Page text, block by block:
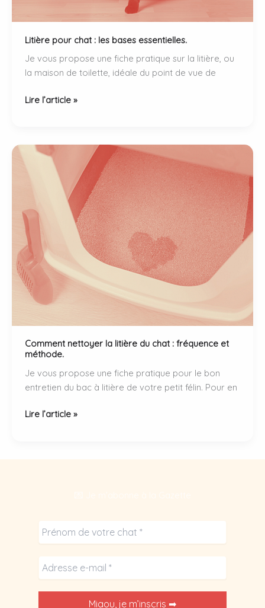
Litière pour chat : les bases essentielles.
Je vous propose une fiche pratique sur la litière, ou
la maison de toilette, idéale du point de vue de
Litière
bases
essentielles.
Lire l’article »
Comment nettoyer la litière du chat : fréquence et
méthode.
Je vous propose une fiche pratique pour le bon
entretien du bac à litière de votre petit félin. Pour en
Comment
méthode.
Lire l’article »